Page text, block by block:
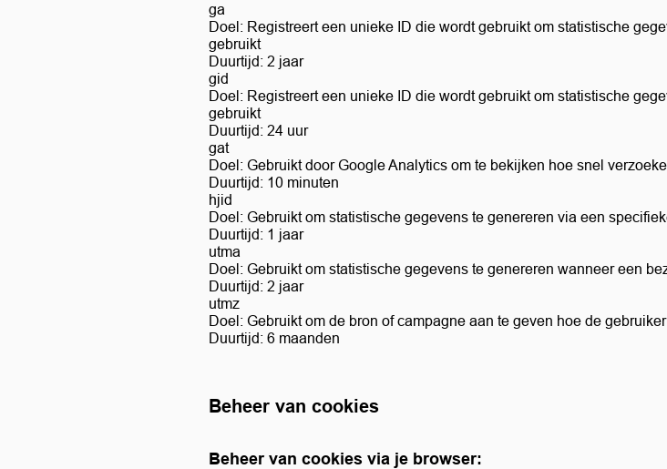
ga
Doel: Registreert een unieke ID die wordt gebruikt om statistische
gebruikt
Duurtijd: 2 jaar
gid
Doel: Registreert een unieke ID die wordt gebruikt om statistische
gebruikt
Duurtijd: 24 uur
gat
Doel: Gebruikt door Google Analytics om te bekijken hoe snel
Duurtijd: 10 minuten
hjid
Doel: Gebruikt om statistische gegevens te genereren via een
Duurtijd: 1 jaar
utma
Doel: Gebruikt om statistische gegevens te genereren wanneer een
Duurtijd: 2 jaar
utmz
Doel: Gebruikt om de bron of campagne aan te geven hoe de
Duurtijd: 6 maanden
Beheer van cookies
Beheer van cookies via je browser: